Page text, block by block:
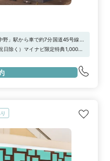
野」駅から車で約7分国道45号線・
戸自動車道「八戸」ＩＣ、八戸久
除く）マイナビ限定特典1,000円